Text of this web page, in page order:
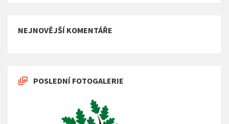
NEJNOVĚJŠÍ KOMENTÁŘE
POSLEDNÍ FOTOGALERIE